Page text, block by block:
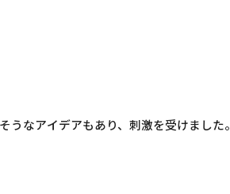
なアイデアもあり、刺激を受けました。